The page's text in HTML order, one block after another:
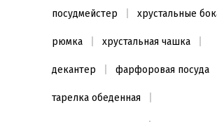
Серебристый
посудмейстер хрустальные
рюмка хрустальная чашка
декантер фарфоровая посуда
тарелка обеденная